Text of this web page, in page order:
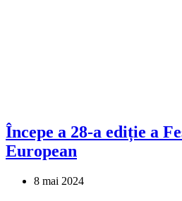
Începe a 28-a ediție a
European
8 mai 2024